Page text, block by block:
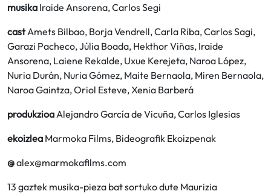
musika Iraide Ansorena, Carlos Segi
cast Amets Bilbao, Borja Vendrell, Carla Riba, Carlos Sagi,
Garazi Pacheco, Júlia Boada, Hekthor Viñas, Iraide
Ansorena, Laiene Rekalde, Uxue Kerejeta, Naroa López,
Nuria Durán, Nuria Gómez, Maite Bernaola, Miren Bernaola,
Naroa Gaintza, Oriol Esteve, Xenia Barberá
produkzioa Alejandro García de Vicuña, Carlos Iglesias
ekoizlea Marmoka Films, Bideografik Ekoizpenak
@alex@marmokafilms.com
13 gaztek musika-pieza bat sortuko dute Maurizia